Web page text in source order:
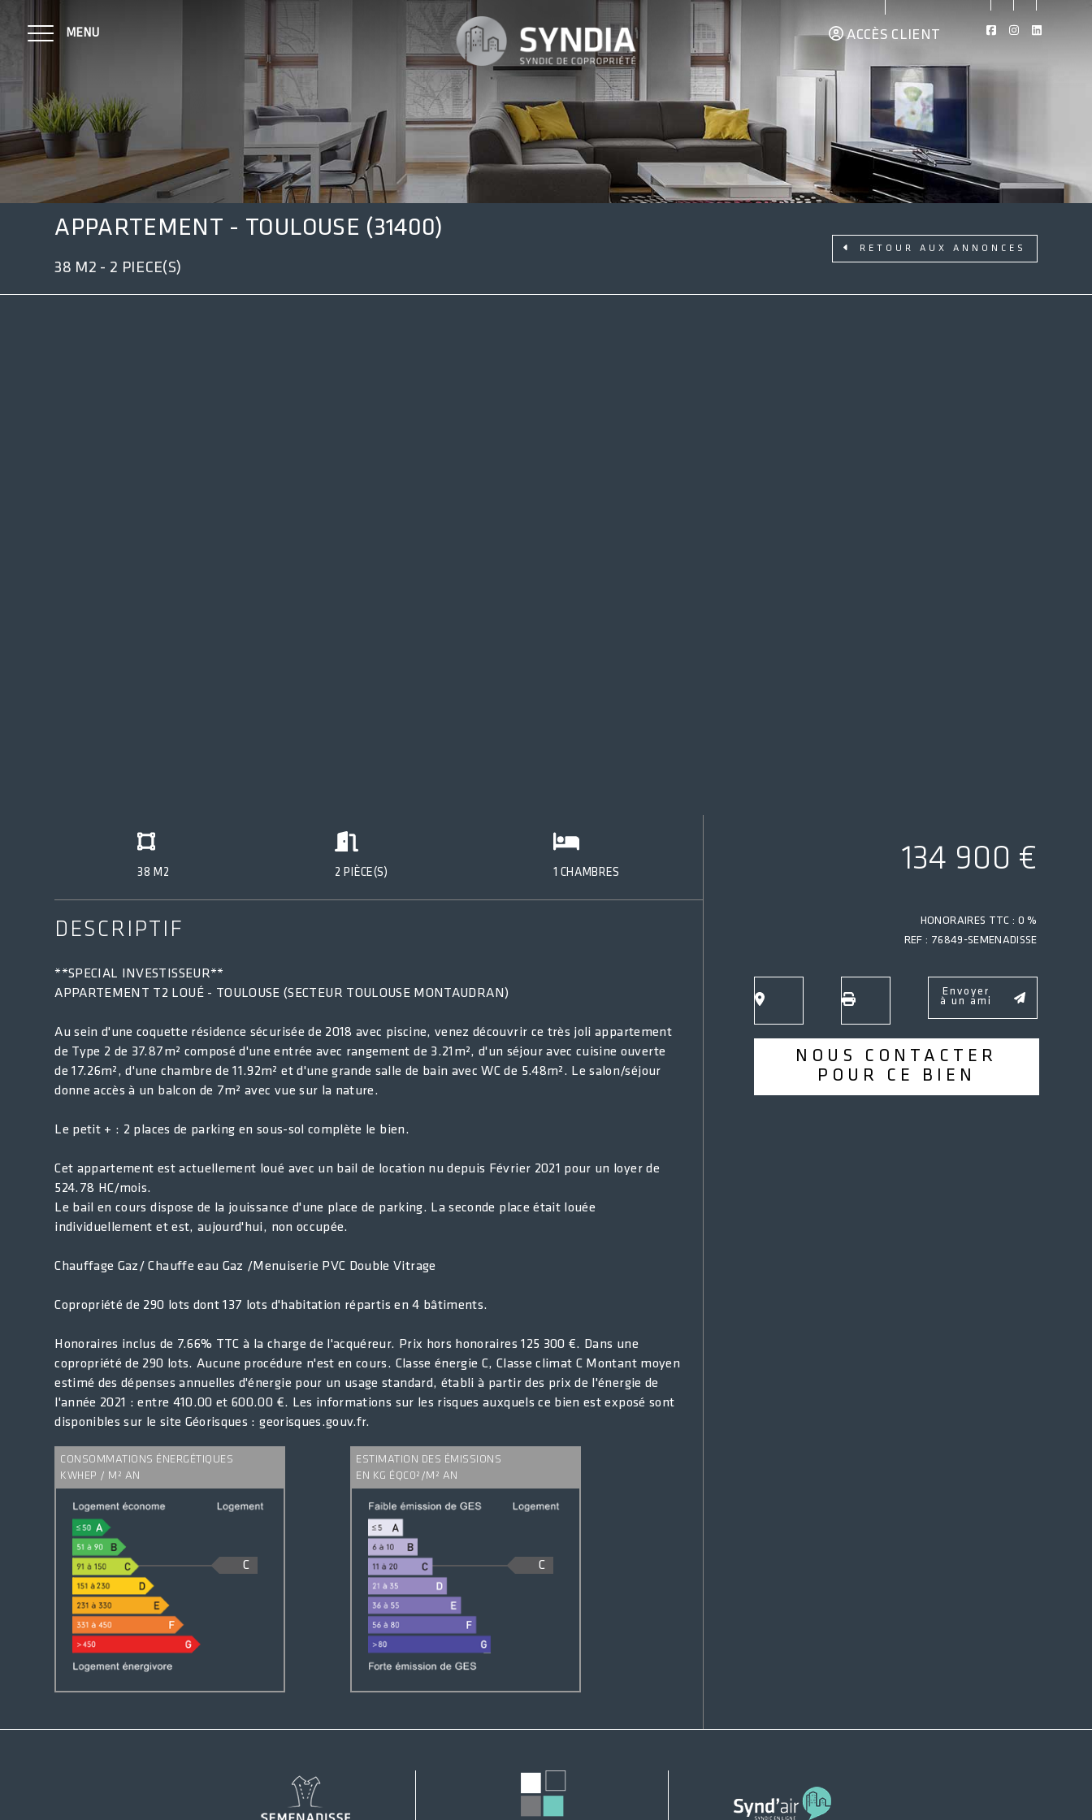
MENU ACCÈS CLIENT
NOTRE MÉTIER
VENDU SUR VOS COPROPRIÉTÉS
NOS BIENS À LA VENTE
APPARTEMENT - TOULOUSE (31400)
38 M2 - 2 PIECE(S)
RETOUR AUX ANNONCES
38 M2 2 PIÈCE(S) 1 CHAMBRES
DESCRIPTIF
**SPECIAL INVESTISSEUR**
APPARTEMENT T2 LOUÉ - TOULOUSE (SECTEUR TOULOUSE MONTAUDRAN)
Au sein d'une coquette résidence sécurisée de 2018 avec piscine, venez découvrir ce très joli appartement
de Type 2 de 37.87m² composé d'une entrée avec rangement de 3.21m², d'un séjour avec cuisine ouverte
de 17.26m², d'une chambre de 11.92m² et d'une grande salle de bain avec WC de 5.48m². Le salon/séjour
donne accès à un balcon de 7m² avec vue sur la nature.
Le petit + : 2 places de parking en sous-sol complète le bien.
Cet appartement est actuellement loué avec un bail de location nu depuis Février 2021 pour un loyer de
524.78 HC/mois.
Le bail en cours dispose de la jouissance d'une place de parking. La seconde place était louée
individuellement et est, aujourd'hui, non occupée.
Chauffage Gaz/ Chauffe eau Gaz /Menuiserie PVC Double Vitrage
Copropriété de 290 lots dont 137 lots d'habitation répartis en 4 bâtiments.
Honoraires inclus de 7.66% TTC à la charge de l'acquéreur. Prix hors honoraires 125 300 €. Dans une
copropriété de 290 lots. Aucune procédure n'est en cours. Classe énergie C, Classe climat C Montant moyen
estimé des dépenses annuelles d'énergie pour un usage standard, établi à partir des prix de l'énergie de
l'année 2021 : entre 410.00 et 600.00 €. Les informations sur les risques auxquels ce bien est exposé sont
disponibles sur le site Géorisques : georisques.gouv.fr.
CONSOMMATIONS ÉNERGÉTIQUES
KWHEP / M² AN
C
ESTIMATION DES ÉMISSIONS
EN KG ÉQC0²/M² AN
C
134 900 €
HONORAIRES TTC : 0 %
REF : 76849-SEMENADISSE
Envoyer
à un ami
NOUS CONTACTER
POUR CE BIEN